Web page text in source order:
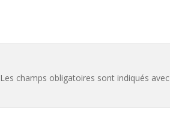
Les champs obligatoires sont indiqués avec